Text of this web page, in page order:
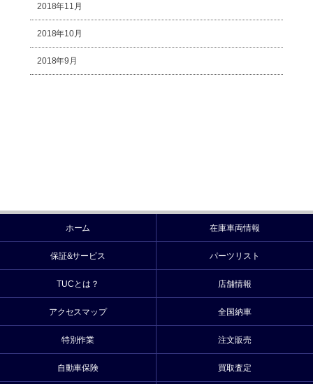
2018年11月
2018年10月
2018年9月
ホーム 在庫車両情報
保証&サービス パーツリスト
TUCとは？ 店舗情報
アクセスマップ 全国納車
特別作業 注文販売
自動車保険 買取査定